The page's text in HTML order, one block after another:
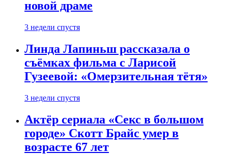
новой драме
3 недели спустя
Линда Лапиньш рассказала о
съёмках фильма с Ларисой
Гузеевой: «Омерзительная тётя»
3 недели спустя
Актёр сериала «Секс в большом
городе» Скотт Брайс умер в
возрасте 67 лет